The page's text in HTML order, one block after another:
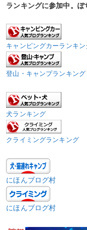
ランキングに参加中。
キャンピングカーランキン
登山・キャンプランキング
犬ランキング
クライミングランキング
にほんブログ村
にほんブログ村